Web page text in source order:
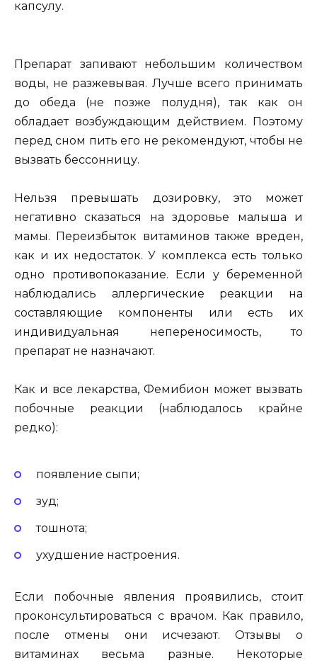
капсулу.
Препарат запивают небольшим количеством
воды, не разжевывая. Лучше всего принимать
до обеда (не позже полудня), так как он
обладает возбуждающим действием. Поэтому
перед сном пить его не рекомендуют, чтобы не
вызвать бессонницу.
Нельзя превышать дозировку, это может
негативно сказаться на здоровье малыша и
мамы. Переизбыток витаминов также вреден,
как и их недостаток. У комплекса есть только
одно противопоказание. Если у беременной
наблюдались аллергические реакции на
составляющие компоненты или есть их
индивидуальная непереносимость, то
препарат не назначают.
Как и все лекарства, Фемибион может вызвать
побочные реакции (наблюдалось крайне
редко):
появление сыпи;
зуд;
тошнота;
ухудшение настроения.
Если побочные явления проявились, стоит
проконсультироваться с врачом. Как правило,
после отмены они исчезают. Отзывы о
витаминах весьма разные. Некоторые